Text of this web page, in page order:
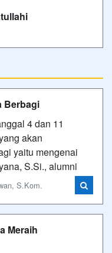
Berbagi
4 dan 11
akan
yaitu mengenai
S.Si., alumni
S.Kom.
Meraih